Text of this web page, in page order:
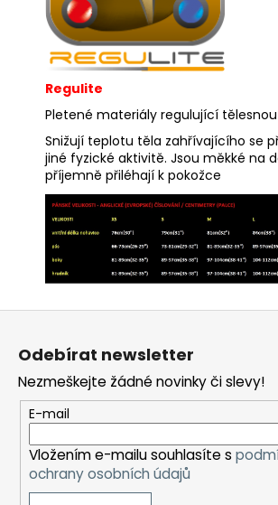
Regulite
Pletené materiály regulující
Snižují teplotu těla zahřívajícího se
jiné fyzické aktivitě. Jsou měkké na
příjemně přiléhají k pokožce
Z
Odebírat newsletter
Nezmeškejte žádné novinky či slevy!
E-mail
Vložením e-mailu souhlasíte s
ochrany osobních údajů